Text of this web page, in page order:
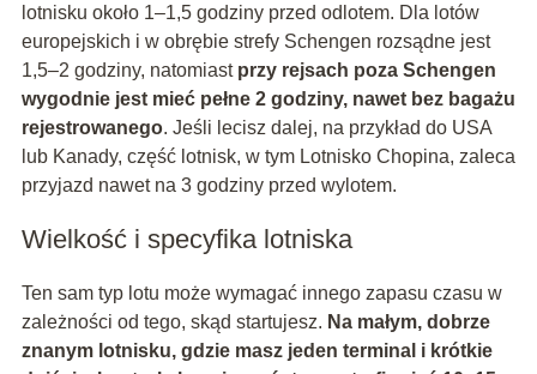
lotnisku około 1–1,5 godziny przed odlotem. Dla lotów
europejskich i w obrębie strefy Schengen rozsądne jest
1,5–2 godziny, natomiast przy rejsach poza Schengen
wygodnie jest mieć pełne 2 godziny, nawet bez bagażu
rejestrowanego. Jeśli lecisz dalej, na przykład do USA
lub Kanady, część lotnisk, w tym Lotnisko Chopina, zaleca
przyjazd nawet na 3 godziny przed wylotem.
Wielkość i specyfika lotniska
Ten sam typ lotu może wymagać innego zapasu czasu w
zależności od tego, skąd startujesz. Na małym, dobrze
znanym lotnisku, gdzie masz jeden terminal i krótkie